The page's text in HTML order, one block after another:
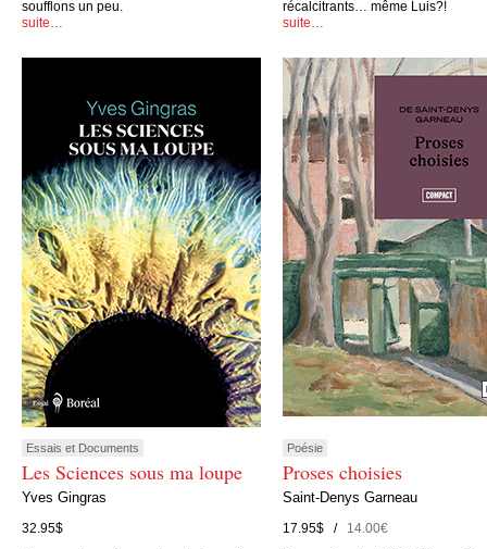
soufflons un peu.
suite…
récalcitrants… même Luis?!
suite…
Essais et Documents
Les Sciences sous ma loupe
Yves Gingras
32.95$
Poésie
Proses choisies
Saint-Denys Garneau
17.95$ /14.00€